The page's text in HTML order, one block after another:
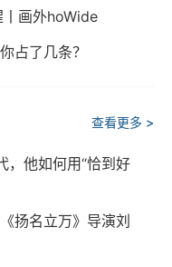
画外hoWide
占了几条？
查看更多 >
，他如何用“恰到好
扬名立万》导演刘